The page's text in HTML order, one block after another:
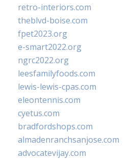
retro-interiors.com
theblvd-boise.com
fpet2023.org
e-smart2022.org
ngrc2022.org
leesfamilyfoods.com
lewis-lewis-cpas.com
eleontennis.com
cyetus.com
bradfordshops.com
almadenranchsanjose.com
advocatevijay.com